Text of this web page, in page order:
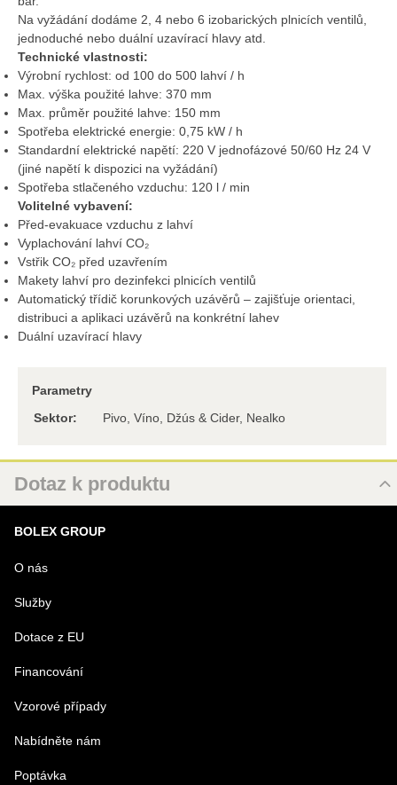
Na vyžádání dodáme 2, 4 nebo 6 izobarických plnicích ventilů,
jednoduché nebo duální uzavírací hlavy atd.
Technické vlastnosti:
Výrobní rychlost: od 100 do 500 lahví / h
Max. výška použité lahve: 370 mm
Max. průměr použité lahve: 150 mm
Spotřeba elektrické energie: 0,75 kW / h
Standardní elektrické napětí: 220 V jednofázové 50/60 Hz 24 V
(jiné napětí k dispozici na vyžádání)
Spotřeba stlačeného vzduchu: 120 l / min
Volitelné vybavení:
Před-evakuace vzduchu z lahví
Vyplachování lahví CO₂
Vstřik CO₂ před uzavřením
Makety lahví pro dezinfekci plnicích ventilů
Automatický třídič korunkových uzávěrů – zajišťuje orientaci,
distribuci a aplikaci uzávěrů na konkrétní lahev
Duální uzavírací hlavy
Parametry
Sektor:
Pivo, Víno, Džús & Cider, Nealko
Dotaz k produktu
URL
PRODUKT
MENO
E-MAIL
BOLEX GROUP
O nás
Služby
Dotace z EU
Financování
Vzorové případy
Nabídněte nám
Poptávka